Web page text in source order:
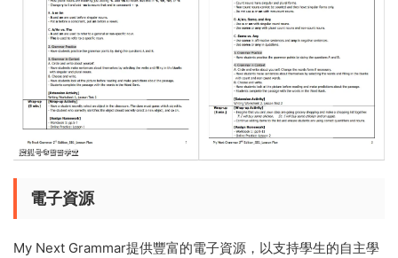
電子資源
My Next Grammar提供豐富的電子資源，以支持學生的自主學